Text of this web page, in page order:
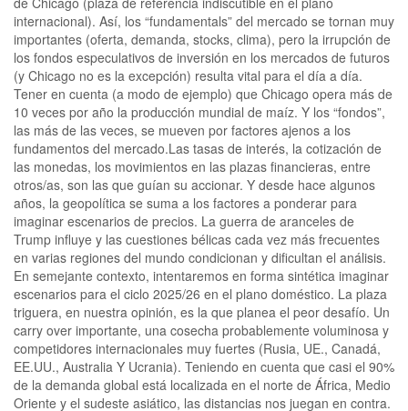
internacional). Así, los “fundamentals” del mercado se tornan muy
importantes (oferta, demanda, stocks, clima), pero la irrupción de
los fondos especulativos de inversión en los mercados de futuros
(y Chicago no es la excepción) resulta vital para el día a día.
Tener en cuenta (a modo de ejemplo) que Chicago opera más de
10 veces por año la producción mundial de maíz. Y los “fondos”,
las más de las veces, se mueven por factores ajenos a los
fundamentos del mercado.Las tasas de interés, la cotización de
las monedas, los movimientos en las plazas financieras, entre
otros/as, son las que guían su accionar. Y desde hace algunos
años, la geopolítica se suma a los factores a ponderar para
imaginar escenarios de precios. La guerra de aranceles de
Trump influye y las cuestiones bélicas cada vez más frecuentes
en varias regiones del mundo condicionan y dificultan el análisis.
En semejante contexto, intentaremos en forma sintética imaginar
escenarios para el ciclo 2025/26 en el plano doméstico. La plaza
triguera, en nuestra opinión, es la que planea el peor desafío. Un
carry over importante, una cosecha probablemente voluminosa y
competidores internacionales muy fuertes (Rusia, UE., Canadá,
EE.UU., Australia Y Ucrania). Teniendo en cuenta que casi el 90%
de la demanda global está localizada en el norte de África, Medio
Oriente y el sudeste asiático, las distancias nos juegan en contra.